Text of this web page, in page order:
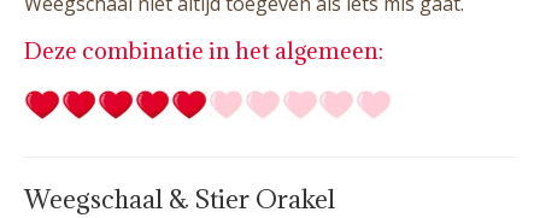
Deze combinatie in het algemeen:
Weegschaal & Stier Orakel